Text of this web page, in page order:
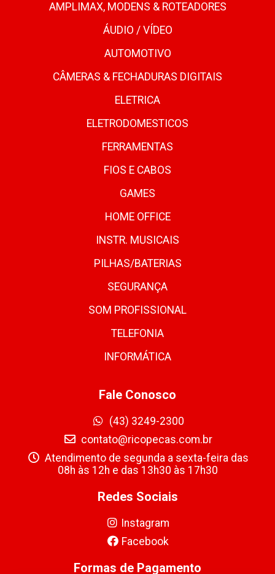
AMPLIMAX, MODENS & ROTEADORES
ÁUDIO / VÍDEO
AUTOMOTIVO
CÂMERAS & FECHADURAS DIGITAIS
ELETRICA
ELETRODOMESTICOS
FERRAMENTAS
FIOS E CABOS
GAMES
HOME OFFICE
INSTR. MUSICAIS
PILHAS/BATERIAS
SEGURANÇA
SOM PROFISSIONAL
TELEFONIA
INFORMÁTICA
Fale Conosco
(43) 3249-2300
contato@ricopecas.com.br
Atendimento de segunda a sexta-feira das
08h às 12h e das 13h30 às 17h30
Redes Sociais
Instagram
Facebook
Formas de Pagamento